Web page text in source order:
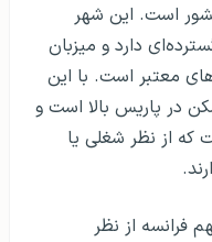
است. این شهر
دارد و میزبان
معتبر است. با این
در پاریس بالا است و
که از نظر شغلی یا
فرانسه از نظر